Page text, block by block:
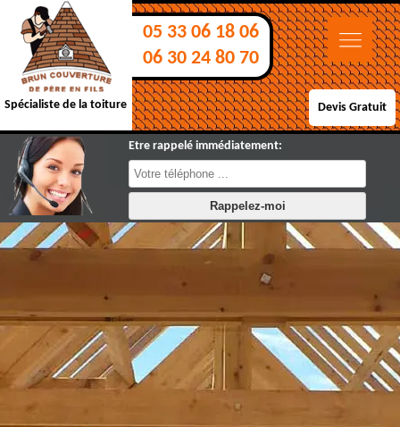
Spécialiste de la toiture
05 33 06 18 06
06 30 24 80 70
Devis Gratuit
Etre rappelé immédiatement: